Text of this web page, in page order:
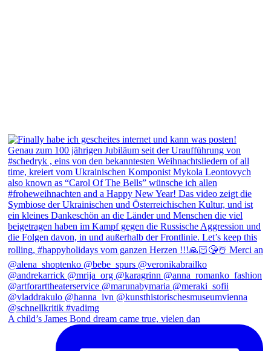
A child’s James Bond dream came true, vielen dan